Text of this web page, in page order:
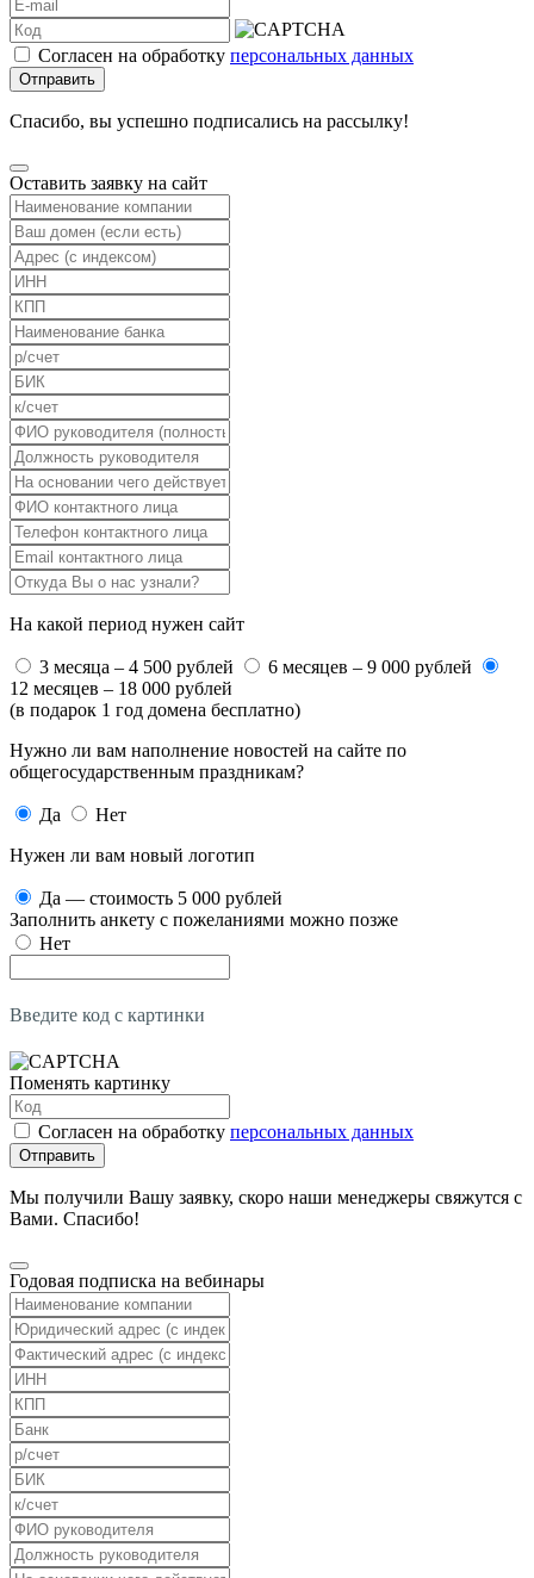
Согласен на обработку персональных данных
Отправить
Спасибо, вы успешно подписались на рассылку!
Оставить заявку на сайт
На какой период нужен сайт
3 месяца – 4 500 рублей
6 месяцев – 9 000 рублей
12 месяцев – 18 000 рублей
(в подарок 1 год домена бесплатно)
Нужно ли вам наполнение новостей на сайте по
общегосударственным праздникам?
Да
Нет
Нужен ли вам новый логотип
Да — стоимость 5 000 рублей
Заполнить анкету с пожеланиями можно позже
Нет
Введите код с картинки
Поменять картинку
Согласен на обработку персональных данных
Отправить
Мы получили Вашу заявку, скоро наши менеджеры свяжутся с
Вами. Спасибо!
Годовая подписка на вебинары